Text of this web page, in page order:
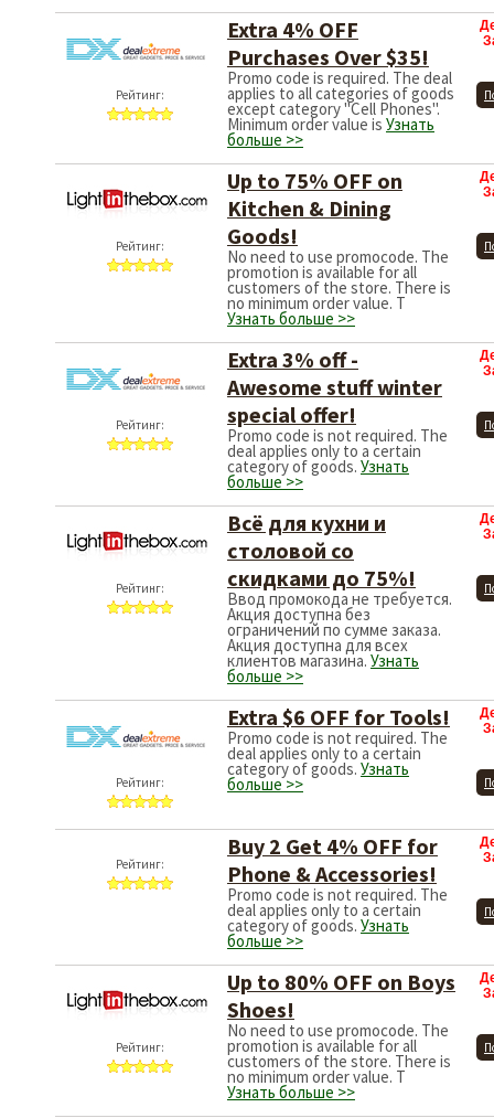
Рейтинг:
Extra 4% OFF
Purchases Over $35!
Promo code is required. The deal
applies to all categories of goods
except category "Cell Phones".
Minimum order value is Узнать
больше >>
Рейтинг:
Up to 75% OFF on
Kitchen & Dining
Goods!
No need to use promocode. The
promotion is available for all
customers of the store. There is
no minimum order value. T
Узнать больше >>
Рейтинг:
Extra 3% off -
Awesome stuff winter
special offer!
Promo code is not required. The
deal applies only to a certain
category of goods. Узнать
больше >>
Рейтинг:
Всё для кухни и
столовой со
скидками до 75%!
Ввод промокода не требуется.
Акция доступна без
ограничений по сумме заказа.
Акция доступна для всех
клиентов магазина. Узнать
больше >>
Рейтинг:
Extra $6 OFF for Tools!
Promo code is not required. The
deal applies only to a certain
category of goods. Узнать
больше >>
Рейтинг:
Buy 2 Get 4% OFF for
Phone & Accessories!
Promo code is not required. The
deal applies only to a certain
category of goods. Узнать
больше >>
Рейтинг:
Up to 80% OFF on Boys
Shoes!
No need to use promocode. The
promotion is available for all
customers of the store. There is
no minimum order value. T
Узнать больше >>